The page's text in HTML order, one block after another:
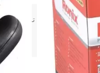
برای مشاوره تخصصی و